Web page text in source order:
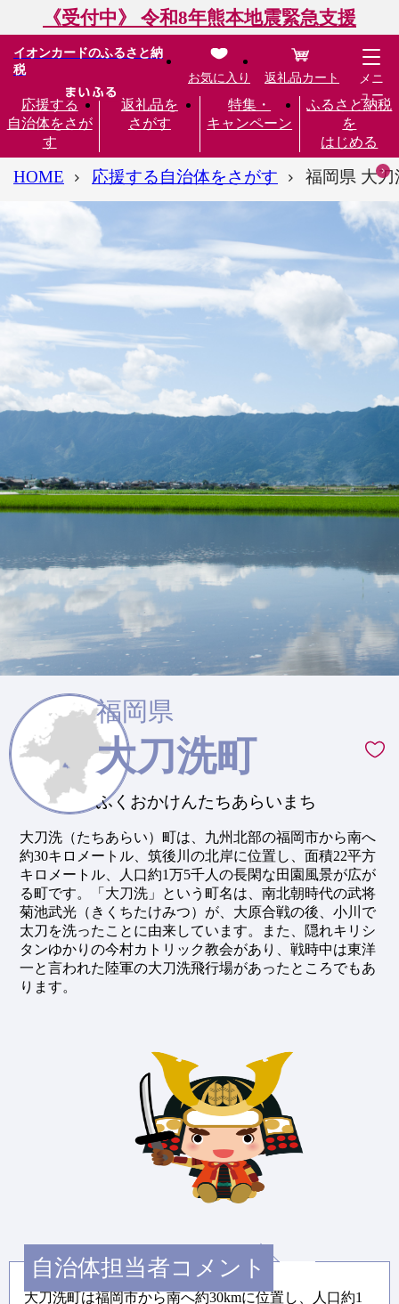
《受付中》 令和8年熊本地震緊急支援
イオンカードのふるさと納
税
応援する
自治体をさが
す
返礼品を
さがす
特集・
キャンペーン
ふるさと納税
を
はじめる
お気に入り 返礼品カート
メニ
ュー
HOME 応援する自治体をさがす 福岡県 大刀
福岡県
大刀洗町
ふくおかけんたちあらいまち
大刀洗（たちあらい）町は、九州北部の福岡市から南へ
約30キロメートル、筑後川の北岸に位置し、面積22平方
キロメートル、人口約1万5千人の長閑な田園風景が広が
る町です。「大刀洗」という町名は、南北朝時代の武将
菊池武光（きくちたけみつ）が、大原合戦の後、小川で
太刀を洗ったことに由来しています。また、隠れキリシ
タンゆかりの今村カトリック教会があり、戦時中は東洋
一と言われた陸軍の大刀洗飛行場があったところでもあ
ります。
自治体担当者コメント
大刀洗町は福岡市から南へ約30kmに位置し、人口約1